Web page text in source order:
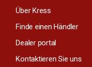
Über Kress
Finde einen Händler
Dealer portal
Kontaktieren Sie uns